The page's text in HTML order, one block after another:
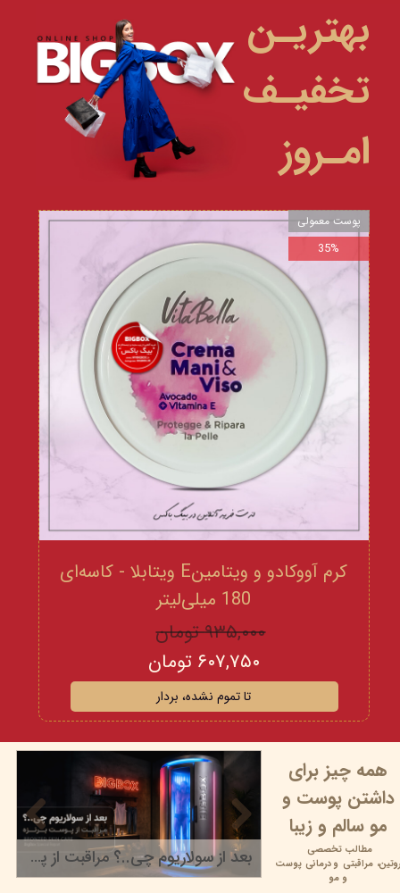
بهتریـن
تخفیـف
امـروز
کرم آووکادو و ویتامینE ویتابلا - کاسه‌ای
180 میلی‌لیتر
۹۳۵,۰۰۰ تومان
۶۰۷,۷۵۰ تومان
تا تموم نشده، بردار
پوست معمولی
35%
بعد از سولاریوم چی..؟ مراقبت از پوست برنزه
همه چیز برای
داشتن پوست و
مو سالم و زیبا
مطالب تخصصی
روتین،مراقبتی ودرمانی پوست
و مو